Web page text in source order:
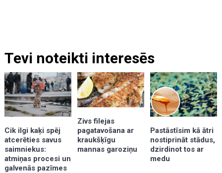
Tevi noteikti interesēs
Cik ilgi kaķi spēj
atcerēties savus
saimniekus:
atmiņas procesi un
galvenās pazīmes
Zivs filejas
pagatavošana ar
kraukšķīgu
mannas garoziņu
Pastāstīsim kā ātri
nostiprināt stādus,
dzirdinot tos ar
medu